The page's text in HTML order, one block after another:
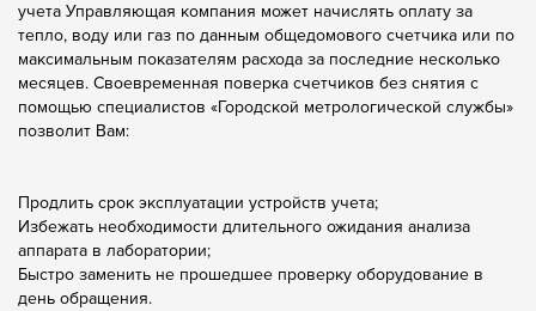
учета Управляющая компания может начислять оплату за
тепло, воду или газ по данным общедомового счетчика или по
максимальным показателям расхода за последние несколько
месяцев. Своевременная поверка счетчиков без снятия с
помощью специалистов «Городской метрологической службы»
позволит Вам:
Продлить срок эксплуатации устройств учета;
Избежать необходимости длительного ожидания анализа
аппарата в лаборатории;
Быстро заменить не прошедшее проверку оборудование в
день обращения.